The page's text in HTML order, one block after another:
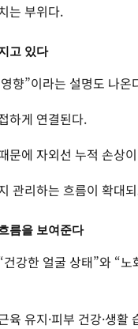
는 부위다.
고 있다
향”이라는 설명도 나온
하게 연결된다.
에 자외선 누적 손상
관리하는 흐름이 확대
름을 보여준다
강한 얼굴 상태”와 “
유지·피부 건강·생활